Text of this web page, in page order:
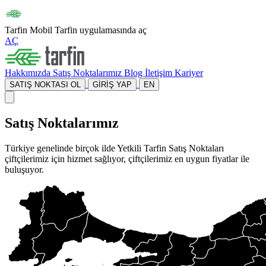
Tarfin Mobil Tarfin uygulamasında aç
AÇ
Hakkımızda Satış Noktalarımız Blog İletişim Kariyer
SATIŞ NOKTASI OL GİRİŞ YAP EN
Satış Noktalarımız
Türkiye genelinde birçok ilde Yetkili Tarfin Satış Noktaları
çiftçilerimiz için hizmet sağlıyor, çiftçilerimiz en uygun fiyatlar ile
buluşuyor.